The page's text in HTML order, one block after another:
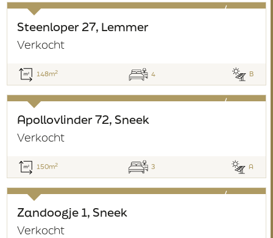
verkocht
Steenloper 27, Lemmer
Verkocht
148m2 4 B
verkocht
Apollovlinder 72, Sneek
Verkocht
150m2 3 A
verkocht
Zandoogje 1, Sneek
Verkocht